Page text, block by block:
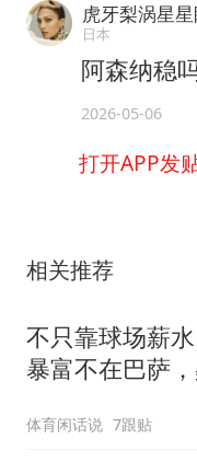
虎牙梨涡星
日本
阿森纳稳
2026-05-06
打开APP发
相关推荐
不只靠球场薪
暴富不在巴萨
体育闲话说 7跟贴